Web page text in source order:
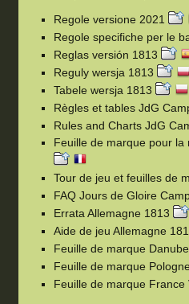
Regole versione 2021
Regole specifiche per le
Reglas versión 1813
Reguly wersja 1813
Tabele wersja 1813
Règles et tables JdG
Rules and Charts JdG
Feuille de marque pour
Tour de jeu et feuilles de
FAQ Jours de Gloire
Errata Allemagne 1813
Aide de jeu Allemagne
Feuille de marque
Feuille de marque
Feuille de marque France